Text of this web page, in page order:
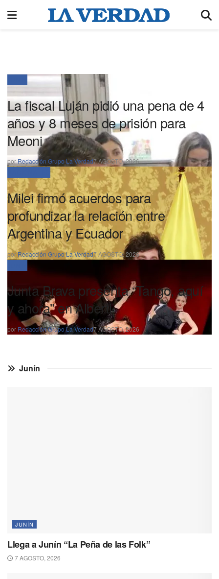
La fiscal Luján pidió una pena de 4
años y 8 meses de prisión para
Meoni
porRedacción Grupo La Verdad7 AGOSTO, 2026
Milei firmó acuerdos para
profundizar la relación entre
Argentina y Ecuador
porRedacción Grupo La Verdad7 AGOSTO, 2026
Junta Brava presenta “Tango, aquí
y ahora” en Alberti
por Redacción Grupo La Verdad7 AGOSTO, 2026
Junín
JUNÍN
Llega a Junín “La Peña de las Folk”
7 AGOSTO, 2026